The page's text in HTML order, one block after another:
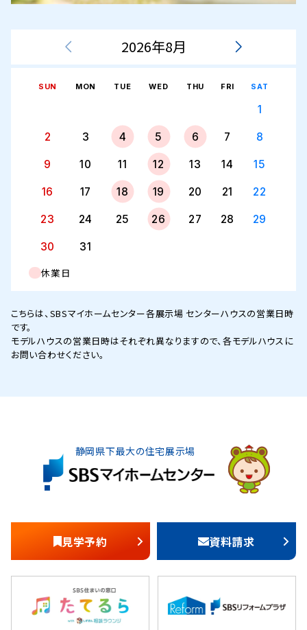
2026年8月
SUN MON TUE WED THU FRI SAT
1
2 3 4 5 6 7 8
9 10 11 12 13 14 15
16 17 18 19 20 21 22
23 24 25 26 27 28 29
30 31
休業日
こちらは、SBSマイホームセンター各展示場 センターハウスの営業日時
です。
モデルハウスの営業日時はそれぞれ異なりますので、各モデルハウスに
お問い合わせください。
静岡県下最大の住宅展示場
見学予約 資料請求